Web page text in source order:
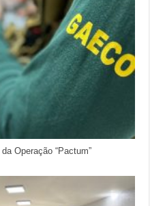
Operação “Pactum”